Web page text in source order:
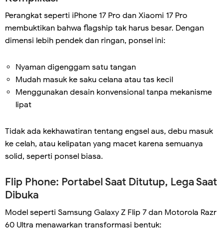
Perangkat seperti iPhone 17 Pro dan Xiaomi 17 Pro
membuktikan bahwa flagship tak harus besar. Dengan
dimensi lebih pendek dan ringan, ponsel ini:
Nyaman digenggam satu tangan
Mudah masuk ke saku celana atau tas kecil
Menggunakan desain konvensional tanpa mekanisme
lipat
Tidak ada kekhawatiran tentang engsel aus, debu masuk
ke celah, atau kelipatan yang macet karena semuanya
solid, seperti ponsel biasa.
Flip Phone: Portabel Saat Ditutup, Lega Saat
Dibuka
Model seperti Samsung Galaxy Z Flip 7 dan Motorola Razr
60 Ultra menawarkan transformasi bentuk: